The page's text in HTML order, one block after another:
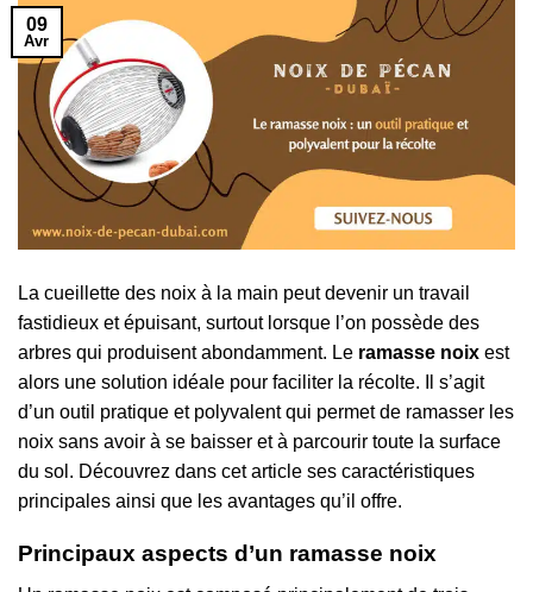
09
Avr
La cueillette des noix à la main peut devenir un travail
fastidieux et épuisant, surtout lorsque l’on possède des
arbres qui produisent abondamment. Le ramasse noix est
alors une solution idéale pour faciliter la récolte. Il s’agit
d’un outil pratique et polyvalent qui permet de ramasser les
noix sans avoir à se baisser et à parcourir toute la surface
du sol. Découvrez dans cet article ses caractéristiques
principales ainsi que les avantages qu’il offre.
Principaux aspects d’un ramasse noix